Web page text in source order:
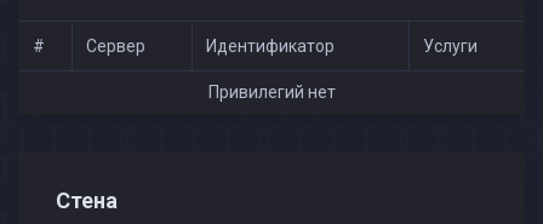
# Сервер Идентификатор Услуги
Привилегий нет
Стена